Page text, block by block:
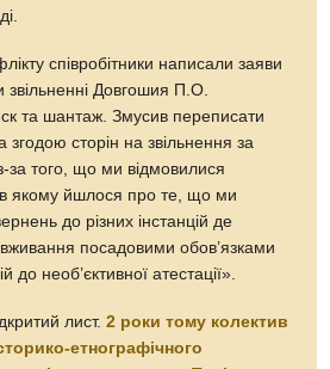
співробітники написали заяви
звільненні Довгошия П.О.
та шантаж. Змусив переписати
згодою сторін на звільнення за
за того, що ми відмовилися
в якому йшлося про те, що ми
до різних інстанцій де
посадовими обов’язками
необ’єктивної атестації».
лист.2 роки тому колектив
етнографічного